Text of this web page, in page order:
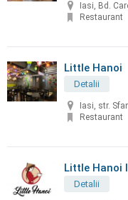
Iasi, Bd.
Restaurant
Little Hanoi
Detalii
Iasi, str.
Restaurant
Little Hanoi
Detalii